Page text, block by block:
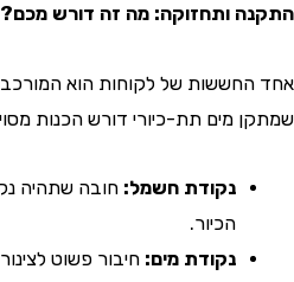
ותחזוקה: מה זה דורש מכם?
של לקוחות הוא המורכבות
מים תת-כיורי דורש הכנות מסוימות:
נקודת חשמל:חובה שתהיה נקודת
הכיור.
נקודת מים:חיבור פשוט לצינור